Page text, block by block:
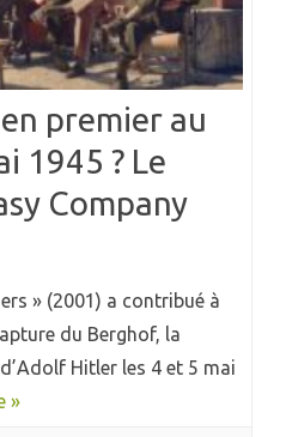
premier au
1945 ? Le
Company
» (2001) a contribué à
du Berghof, la
Hitler les 4 et 5 mai
»